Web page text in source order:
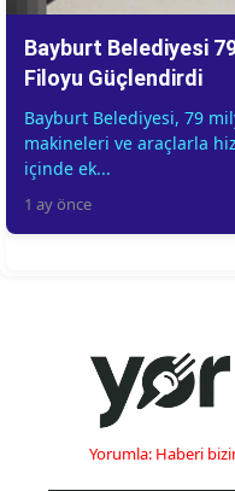
Bayburt Belediyesi
Filoyu Güçlendirdi
Bayburt Belediyesi, 79
makineleri ve araçlarla
içinde ek...
1 ay önce
Yorumla: Haberi